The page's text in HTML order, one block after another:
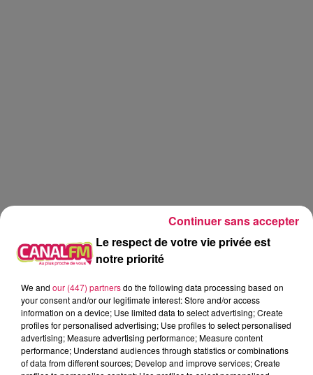
Eva Spilmont
Balade et Vous
0:00 2 min 55 sec
Le respect de votre vie privée est
notre priorité
We and our (447) partnersdo the following data processing based on
your consent and/or our legitimate interest: Store and/or access
information on a device; Use limited data to select advertising; Create
profiles for personalised advertising; Use profiles to select personalised
advertising; Measure advertising performance; Measure content
performance; Understand audiences through statistics or combinations
of data from different sources; Develop and improve services; Create
Continuer sans accepter